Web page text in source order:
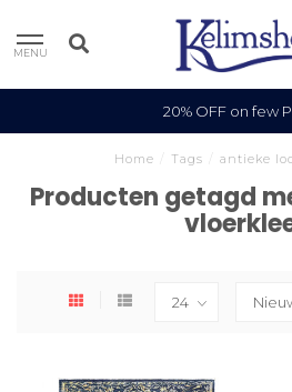
MENU
20% OFF on few
Home Tags antieke
Producten getagd